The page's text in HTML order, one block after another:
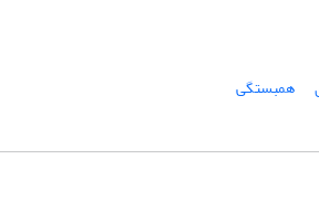
همبستگی